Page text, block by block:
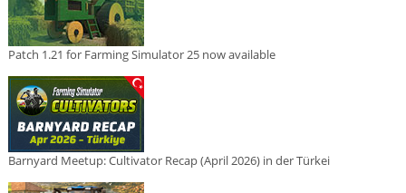
Patch 1.21 for Farming Simulator 25 now available
Barnyard Meetup: Cultivator Recap (April 2026) in der Türkei